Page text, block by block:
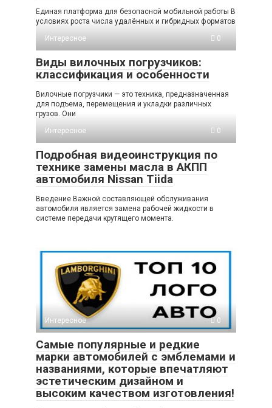
Единая платформа для безопасной мобильной работы В
условиях роста числа удалённых и гибридных форматов
Интересное
0
Виды вилочных погрузчиков:
классификация и особенности
Вилочные погрузчики — это техника, предназначенная
для подъема, перемещения и укладки различных
грузов. Они
Интересное
0
Подробная видеоинструкция по
технике замены масла в АКПП
автомобиля Nissan Tiida
Введение Важной составляющей обслуживания
автомобиля является замена рабочей жидкости в
системе передачи крутящего момента.
Интересное 0
Самые популярные и редкие
марки автомобилей с эмблемами и
названиями, которые впечатляют
эстетическим дизайном и
высоким качеством изготовления!